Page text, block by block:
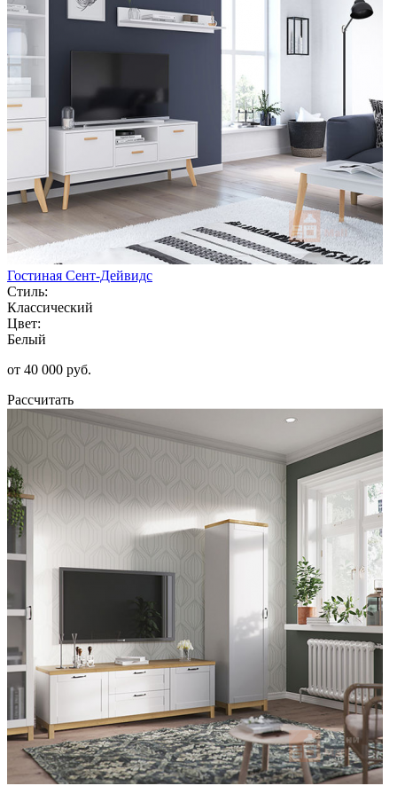
Гостиная Сент-Дейвидс
Стиль:
Классический
Цвет:
Белый
от 40 000 руб.
Рассчитать